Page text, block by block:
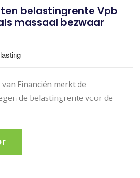
belastingrente Vpb
massaal bezwaar
Financiën merkt de
de belastingrente voor de